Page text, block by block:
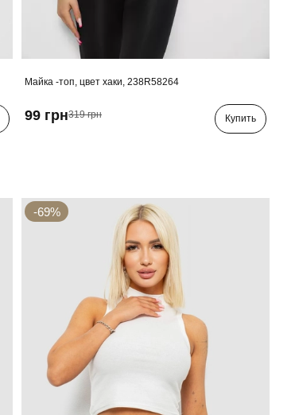
Майка -топ, цвет хаки, 238R58264
99 грн319 грн Купить
-69%